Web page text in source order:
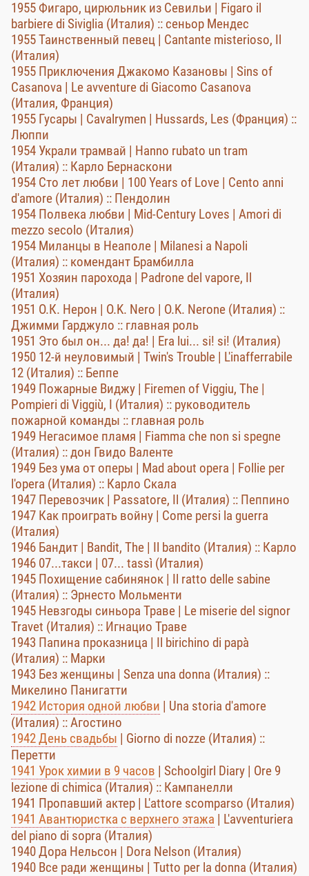
1955 Фигаро, цирюльник из Севильи | Figaro il
barbiere di Siviglia (Италия) :: сеньор Мендес
1955 Таинственный певец | Cantante misterioso, Il
(Италия)
1955 Приключения Джакомо Казановы | Sins of
Casanova | Le avventure di Giacomo Casanova
(Италия, Франция)
1955 Гусары | Cavalrymen | Hussards, Les (Франция) ::
Люппи
1954 Украли трамвай | Hanno rubato un tram
(Италия) :: Карло Бернаскони
1954 Сто лет любви | 100 Years of Love | Cento anni
d'amore (Италия) :: Пендолин
1954 Полвека любви | Mid-Century Loves | Amori di
mezzo secolo (Италия)
1954 Миланцы в Неаполе | Milanesi a Napoli
(Италия) :: комендант Брамбилла
1951 Хозяин парохода | Padrone del vapore, Il
(Италия)
1951 О.К. Нерон | O.K. Nero | O.K. Nerone (Италия) ::
Джимми Гарджуло :: главная роль
1951 Это был он... да! да! | Era lui... si! si! (Италия)
1950 12-й неуловимый | Twin's Trouble | L'inafferrabile
12 (Италия) :: Беппе
1949 Пожарные Виджу | Firemen of Viggiu, The |
Pompieri di Viggiù, I (Италия) :: руководитель
пожарной команды :: главная роль
1949 Негасимое пламя | Fiamma che non si spegne
(Италия) :: дон Гвидо Валенте
1949 Без ума от оперы | Mad about opera | Follie per
l'opera (Италия) :: Карло Скала
1947 Перевозчик | Passatore, Il (Италия) :: Пеппино
1947 Как проиграть войну | Come persi la guerra
(Италия)
1946 Бандит | Bandit, The | Il bandito (Италия) :: Карло
1946 07...такси | 07... tassì (Италия)
1945 Похищение сабинянок | Il ratto delle sabine
(Италия) :: Эрнесто Мольменти
1945 Невзгоды синьора Траве | Le miserie del signor
Travet (Италия) :: Игнацио Траве
1943 Папина проказница | Il birichino di papà
(Италия) :: Марки
1943 Без женщины | Senza una donna (Италия) ::
Микелино Панигатти
1942 История одной любви | Una storia d'amore
(Италия) :: Агостино
1942 День свадьбы | Giorno di nozze (Италия) ::
Перетти
1941 Урок химии в 9 часов | Schoolgirl Diary | Ore 9
lezione di chimica (Италия) :: Кампанелли
1941 Пропавший актер | L'attore scomparso (Италия)
1941 Авантюристка с верхнего этажа | L'avventuriera
del piano di sopra (Италия)
1940 Дора Нельсон | Dora Nelson (Италия)
1940 Все ради женщины | Tutto per la donna (Италия)